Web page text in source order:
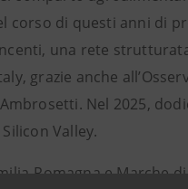
corso di questi anni di
una rete
grazie anche
Nel 2025,
Valley.
Romagna e Marche